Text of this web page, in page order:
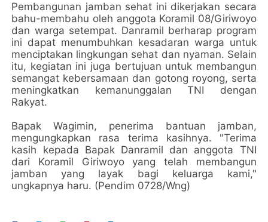
Pembangunan jamban sehat ini dikerjakan secara
bahu-membahu oleh anggota Koramil 08/Giriwoyo
dan warga setempat. Danramil berharap program
ini dapat menumbuhkan kesadaran warga untuk
menciptakan lingkungan sehat dan nyaman. Selain
itu, kegiatan ini juga bertujuan untuk membangun
semangat kebersamaan dan gotong royong, serta
meningkatkan kemanunggalan TNI dengan
Rakyat.
Bapak Wagimin, penerima bantuan jamban,
mengungkapkan rasa terima kasihnya. "Terima
kasih kepada Bapak Danramil dan anggota TNI
dari Koramil Giriwoyo yang telah membangun
jamban yang layak bagi keluarga kami,"
ungkapnya haru. (Pendim 0728/Wng)